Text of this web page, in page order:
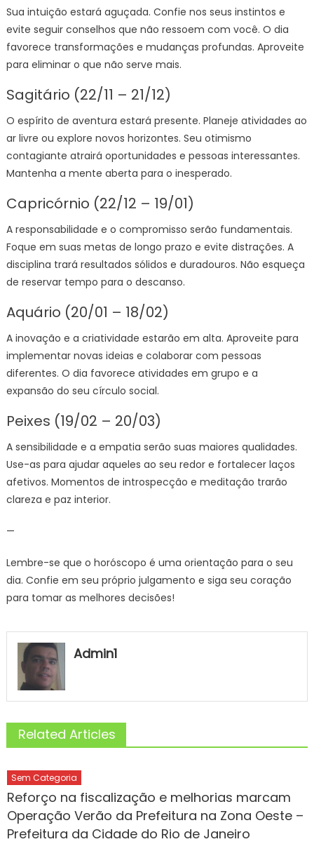
Sua intuição estará aguçada. Confie nos seus instintos e
evite seguir conselhos que não ressoem com você. O dia
favorece transformações e mudanças profundas. Aproveite
para eliminar o que não serve mais.
Sagitário (22/11 – 21/12)
O espírito de aventura estará presente. Planeje atividades ao
ar livre ou explore novos horizontes. Seu otimismo
contagiante atrairá oportunidades e pessoas interessantes.
Mantenha a mente aberta para o inesperado.
Capricórnio (22/12 – 19/01)
A responsabilidade e o compromisso serão fundamentais.
Foque em suas metas de longo prazo e evite distrações. A
disciplina trará resultados sólidos e duradouros. Não esqueça
de reservar tempo para o descanso.
Aquário (20/01 – 18/02)
A inovação e a criatividade estarão em alta. Aproveite para
implementar novas ideias e colaborar com pessoas
diferentes. O dia favorece atividades em grupo e a
expansão do seu círculo social.
Peixes (19/02 – 20/03)
A sensibilidade e a empatia serão suas maiores qualidades.
Use-as para ajudar aqueles ao seu redor e fortalecer laços
afetivos. Momentos de introspecção e meditação trarão
clareza e paz interior.
—
Lembre-se que o horóscopo é uma orientação para o seu
dia. Confie em seu próprio julgamento e siga seu coração
para tomar as melhores decisões!
Admin1
Related Articles
Sem Categoria
Reforço na fiscalização e melhorias marcam
Operação Verão da Prefeitura na Zona Oeste –
Prefeitura da Cidade do Rio de Janeiro